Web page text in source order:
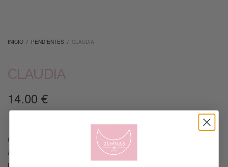
INICIO / PENDIENTES / CLAUDIA
CLAUDIA
14.00€
1 Pendiente en Plata de Ley 925. 2 estrellas mini con
circonitas blancas. Cierre a presión. Tamaño 9 mm.
ATENCIÓN: Este modelo se vende por unidades (1
pendiente suelto), si quieres el par debes seleccionar 2